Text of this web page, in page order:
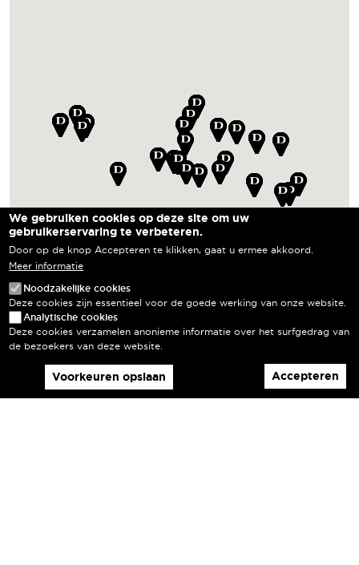
We gebruiken cookies op deze site om uw
gebruikerservaring te verbeteren.
Door op de knop Accepteren te klikken, gaat u ermee akkoord.
Meer informatie
Noodzakelijke cookies
Deze cookies zijn essentieel voor de goede werking van onze website.
Analytische cookies
Deze cookies verzamelen anonieme informatie over het surfgedrag van
de bezoekers van deze website.
Voorkeuren opslaan Accepteren